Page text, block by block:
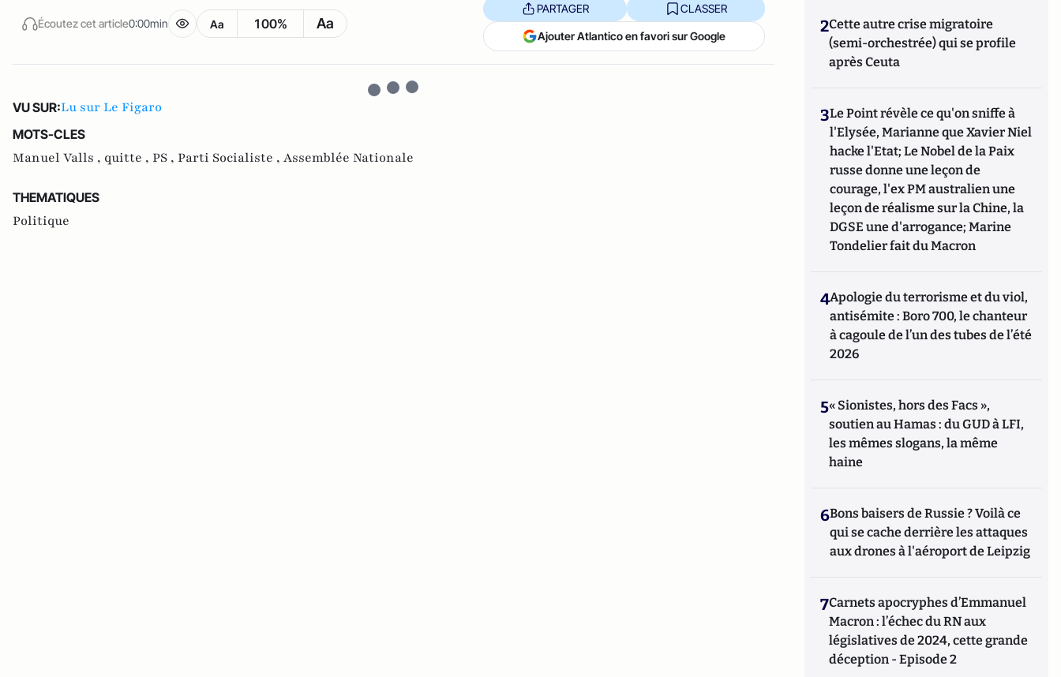
Écoutez cet article0:00min Aa 100% Aa
PARTAGER CLASSER
Ajouter Atlantico en favori sur Google
VU SUR:Lu sur Le Figaro
MOTS-CLES
Manuel Valls , quitte , PS , Parti Socialiste , Assemblée Nationale
THEMATIQUES
Politique
2Cette autre crise migratoire
(semi-orchestrée) qui se profile
après Ceuta
3Le Point révèle ce qu'on sniffe à
l'Elysée, Marianne que Xavier Niel
hacke l'Etat; Le Nobel de la Paix
russe donne une leçon de
courage, l'ex PM australien une
leçon de réalisme sur la Chine, la
DGSE une d'arrogance; Marine
Tondelier fait du Macron
4Apologie du terrorisme et du viol,
antisémite : Boro 700, le chanteur
à cagoule de l’un des tubes de l’été
2026
5« Sionistes, hors des Facs »,
soutien au Hamas : du GUD à LFI,
les mêmes slogans, la même
haine
6Bons baisers de Russie ? Voilà ce
qui se cache derrière les attaques
aux drones à l'aéroport de Leipzig
7Carnets apocryphes d’Emmanuel
Macron : l’échec du RN aux
législatives de 2024, cette grande
déception - Episode 2